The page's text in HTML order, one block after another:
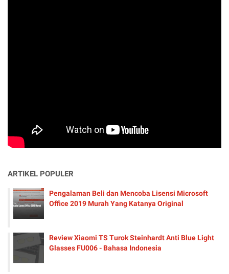
ARTIKEL POPULER
Pengalaman Beli dan Mencoba Lisensi Microsoft
Office 2019 Murah Yang Katanya Original
Review Xiaomi TS Turok Steinhardt Anti Blue Light
Glasses FU006 - Bahasa Indonesia